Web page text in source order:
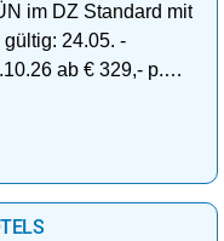
im DZ Standard mit
gültig: 24.05. -
ab € 329,- p.P.